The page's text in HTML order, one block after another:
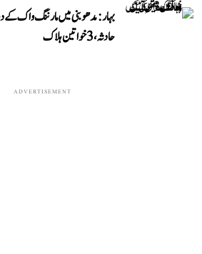
بہار: مدھوبنی میں مارننگ واک
حادثہ، 3 خواتین ہلاک
ADVERTISEMENT